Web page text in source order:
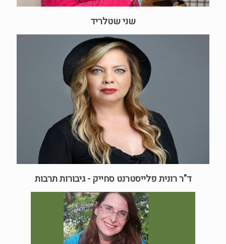
שני שטלריד
ד"ר רונית פלייסטרנט סחייק - גיבורות תרבות